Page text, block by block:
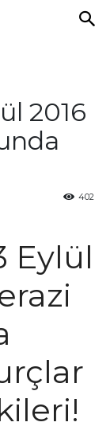
2016
402
Eylül